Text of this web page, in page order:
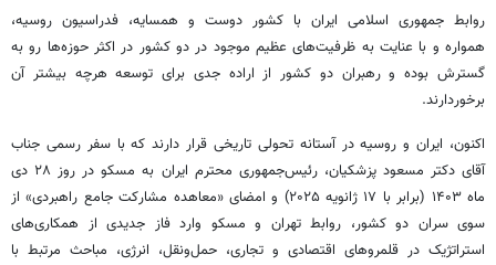
روابط جمهوری اسلامی ایران با کشور دوست و همسایه، فدراسیون روسیه،
همواره و با عنایت به ظرفیت‌های عظیم موجود در دو کشور در اکثر حوزه‌ها رو به
گسترش بوده و رهبران دو کشور از اراده جدی برای توسعه هرچه بیشتر آن
برخوردارند.
اکنون، ایران و روسیه در آستانه تحولی تاریخی قرار دارند که با سفر رسمی جناب
آقای دکتر مسعود پزشکیان، رئیس‌جمهوری محترم ایران به مسکو در روز ۲۸ دی
ماه ۱۴۰۳ (برابر با ۱۷ ژانویه ۲۰۲۵) و امضای «معاهده مشارکت جامع راهبردی» از
سوی سران دو کشور، روابط تهران و مسکو وارد فاز جدیدی از همکاری‌های
استراتژیک در قلمروهای اقتصادی و تجاری، حمل‌ونقل، انرژی، مباحث مرتبط با